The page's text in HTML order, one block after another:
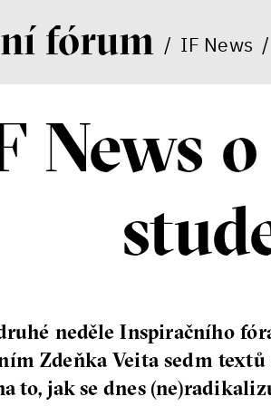
fórum / IF News /
News
neděle Inspiračního
Zdeňka Veita sedm
to, jak se dnes